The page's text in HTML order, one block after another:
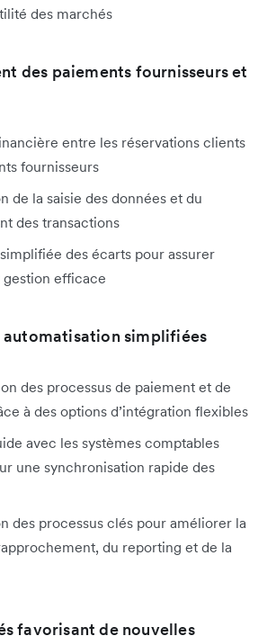
des marchés
des paiements fournisseurs et
entre les réservations clients
fournisseurs
de la saisie des données et du
des transactions
des écarts pour assurer
efficace
simplifiées
des processus de paiement et de
à des options d’intégration flexibles
avec les systèmes comptables
une synchronisation rapide des
des processus clés pour améliorer la
du reporting et de la
favorisant de nouvelles